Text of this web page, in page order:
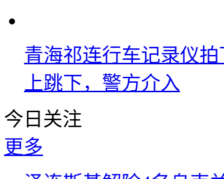
青海祁连行车记录仪
上跳下，警方介入
今日关注
更多